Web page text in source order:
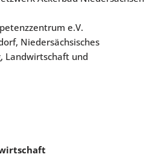
e.V.
Niedersächsisches
Landwirtschaft und